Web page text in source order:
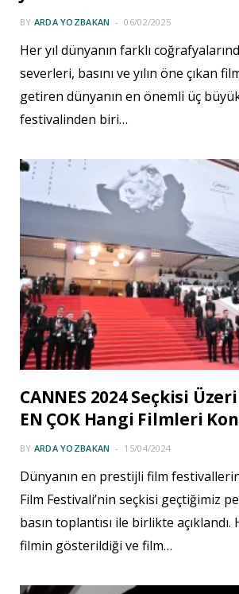
BY ARDA YOZBAKAN 06/02/2025
Her yıl dünyanın farklı
severleri, basını ve yılın öne çıkan
getiren dünyanın en önemli üç
festivalinden biri…
CANNES 2024 Seçkisi
EN ÇOK Hangi Filmleri
BY ARDA YOZBAKAN 15/04/2024
Dünyanın en prestijli film
Film Festivali’nin seçkisi geçtiğimiz
basın toplantısı ile birlikte açıklandı.
filmin gösterildiği ve film…